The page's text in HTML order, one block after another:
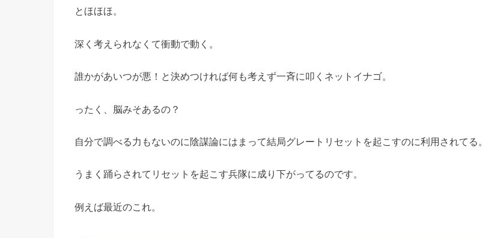
とほほほ。
深く考えられなくて衝動で動く。
誰かがあいつが悪！と決めつければ何も考えず一斉に叩くネットイナゴ。
ったく、脳みそあるの？
自分で調べる力もないのに陰謀論にはまって結局グレートリセットを起こすのに利用されてる。
うまく踊らされてリセットを起こす兵隊に成り下がってるのです。
例えば最近のこれ。